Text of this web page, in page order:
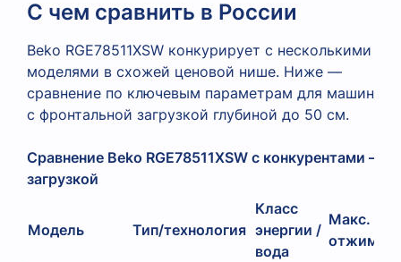
С чем сравнить в России
Beko RGE78511XSW конкурирует с несколькими
моделями в схожей ценовой нише. Ниже —
сравнение по ключевым параметрам для машин
с фронтальной загрузкой глубиной до 50 см.
Сравнение Beko RGE78511XSW с конкурентами —
загрузкой
Модель Тип/технология
Класс
энергии /
вода
Макс.
отжим